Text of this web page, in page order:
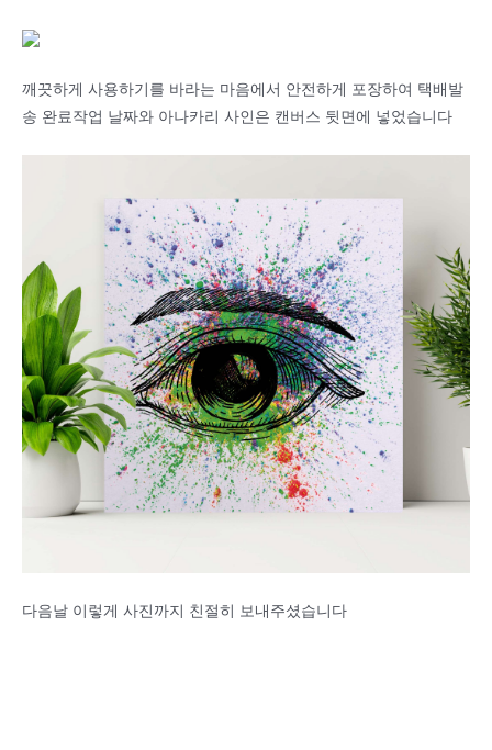
깨끗하게 사용하기를 바라는 마음에서 안전하게 포장하여 택배발
송 완료작업 날짜와 아나카리 사인은 캔버스 뒷면에 넣었습니다
다음날 이렇게 사진까지 친절히 보내주셨습니다